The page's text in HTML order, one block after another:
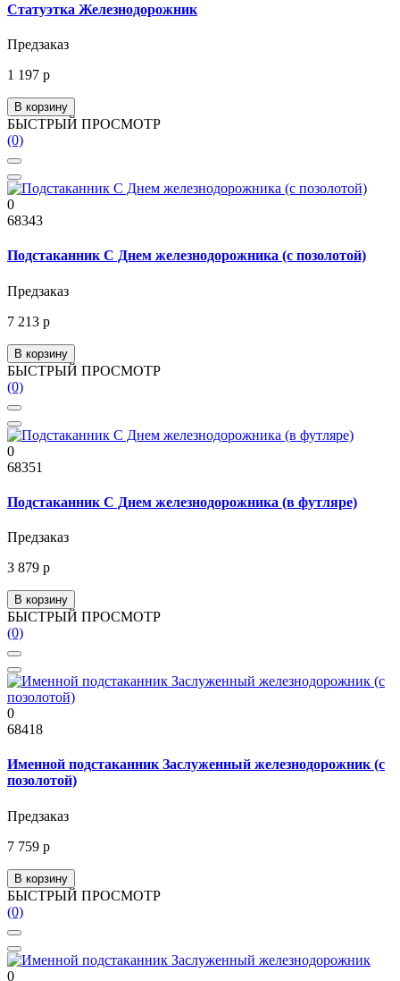
Статуэтка Железнодорожник
Предзаказ
1 197 р
В корзину
БЫСТРЫЙ ПРОСМОТР
(0)
0
68343
Подстаканник С Днем железнодорожника (с позолотой)
Предзаказ
7 213 р
В корзину
БЫСТРЫЙ ПРОСМОТР
(0)
0
68351
Подстаканник С Днем железнодорожника (в футляре)
Предзаказ
3 879 р
В корзину
БЫСТРЫЙ ПРОСМОТР
(0)
0
68418
Именной подстаканник Заслуженный железнодорожник (с
позолотой)
Предзаказ
7 759 р
В корзину
БЫСТРЫЙ ПРОСМОТР
(0)
0